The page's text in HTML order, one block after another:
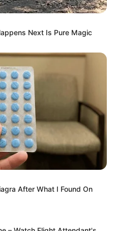
HÜQUQ
işdən
–Vacib hüquqi
0 0
Next Is Pure Magic
After What I Found On